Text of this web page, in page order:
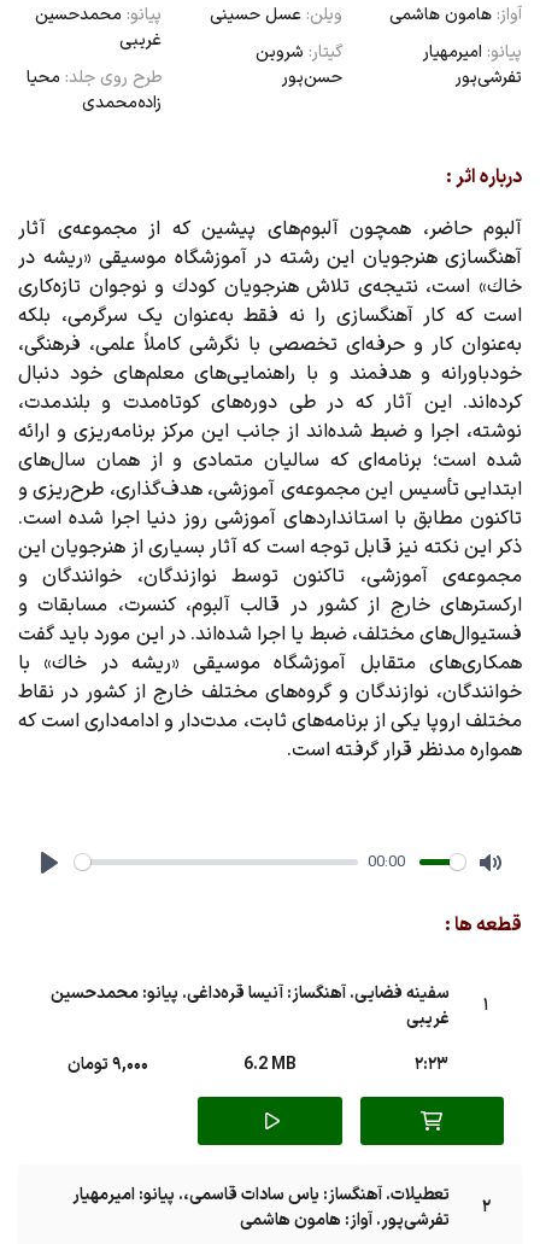
آواز: هامون هاشمی
پیانو: امیرمهیار
تفرشی‌پور
ویلن:عسل حسینی
گیتار: شروین
حسن‌پور
پیانو: محمدحسین
غریبی
طرح روی جلد: محیا
زاده‌محمدی
درباره اثر :
آلبوم‌ حاضر، همچون آلبوم‌های پیشین که از مجموعه‌ی آثار
آهنگسازی هنرجویان این رشته در آموزشگاه موسیقی «ریشه در
خاك» است، نتیجه‌ی تلاش هنرجویان کودك و نوجوان تازه‌کاری
است که کار آهنگسازی را نه فقط به‌عنوان یک سرگرمی، بلکه
به‌عنوان کار و حرفه‌ای تخصصی با نگرشی کاملاً علمی، فرهنگی،
خود‌باورانه و هدفمند و با راهنمایی‌های معلم‌های خود دنبال
کرده‌اند. این آثار که در طی دوره‌های کوتاه‌مدت و بلند‌مدت،
نوشته، اجرا و ضبط شده‌اند از جانب این مرکز برنامه‌ریزی و ارائه
شده است؛ برنامه‌ای که سالیان متمادی و از همان سال‌های
ابتدایی تأسیس این مجموعه‌ی آموزشی، هدف‌گذاری، طرح‌ریزی و
تاکنون مطابق با استانداردهای آموزشی روز دنیا اجرا شده است.
ذکر این نکته نیز قابل توجه است که آثار بسیاری از هنرجویان این
مجموعه‌ی آموزشی، تاکنون توسط نوازندگان، خوانندگان و
ارکسترهای خارج از کشور در قالب آلبوم، کنسرت، مسابقات و
فستیوال‌های مختلف، ضبط یا اجرا شده‌اند. در این مورد باید گفت
همکاری‌های متقابل آموزشگاه موسیقی «‌ریشه در خاك» با
خوانندگان، نوازندگان و گروه‌های مختلف خارج از کشور در نقاط
مختلف اروپا یکی از برنامه‌های ثابت، مدت‌دار و ادامه‌داری است که
همواره مدنظر قرار گرفته است.
00:00
قطعه ها :
1
سفینه فضایی. آهنگساز: آنیسا قره‌داغی. پیانو: محمدحسین
غریبی
2:23
6.2 MB 9,000 تومان
2
تعطیلات. آهنگساز: یاس سادات قاسمی،. پیانو: امیرمهیار
تفرشی‌پور. آواز: هامون هاشمی